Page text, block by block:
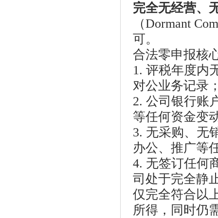
完全无经营、
（Dormant
可。
合法零申报核
1. 评税年度内
对公业务记录
2. 公司银行账
等任何资金变
3. 无采购、无
办公、推广等
4. 无签订任何
司处于完全静
仅完全符合以
所得，同时仍